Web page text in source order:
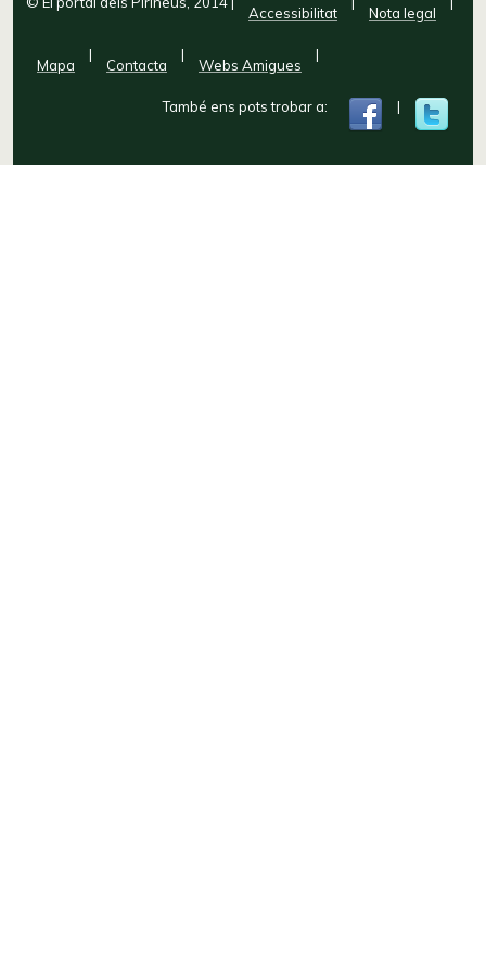
Accessibilitat Nota legal
Mapa
|
Contacta
|
Webs Amigues
|
També ens pots trobar a: |